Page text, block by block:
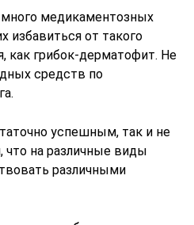
медикаментозных
избавиться от такого
как грибок-дерматофит. Не
средств по
успешным, так и не
что на различные виды
различными